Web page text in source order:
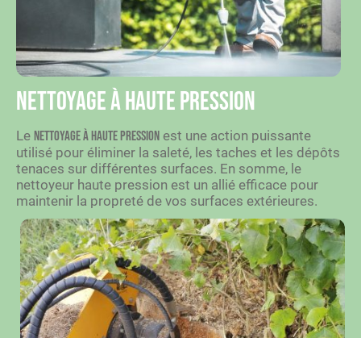
Nettoyage à haute pression
Le nettoyage à haute pression est une action puissante
utilisé pour éliminer la saleté, les taches et les dépôts
tenaces sur différentes surfaces. En somme, le
nettoyeur haute pression est un allié efficace pour
maintenir la propreté de vos surfaces extérieures.